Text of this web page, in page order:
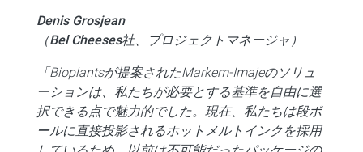
Denis Grosjean
（Bel Cheeses社、プロジェクトマネージャ）
「Bioplantsが提案されたMarkem-Imajeのソリュ
ーションは、私たちが必要とする基準を自由に選
択できる点で魅力的でした。現在、私たちは段ボ
ールに直接投影されるホットメルトインクを採用